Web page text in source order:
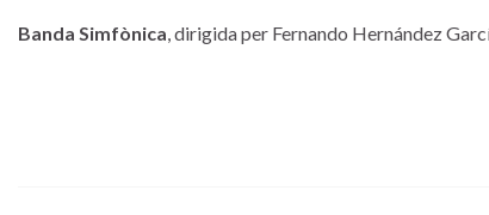
Banda Simfònica, dirigida per Fernando Hernández